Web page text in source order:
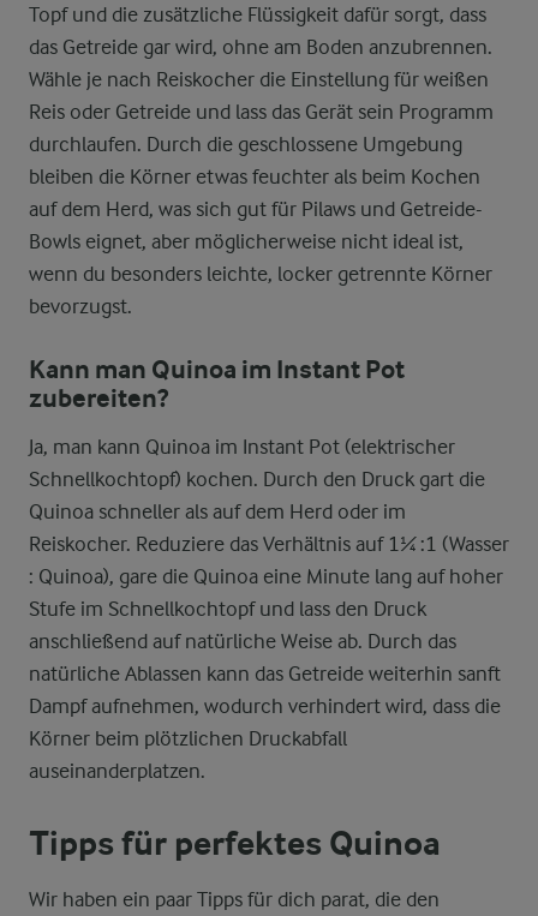
Topf und die zusätzliche Flüssigkeit dafür sorgt, dass
das Getreide gar wird, ohne am Boden anzubrennen.
Wähle je nach Reiskocher die Einstellung für weißen
Reis oder Getreide und lass das Gerät sein Programm
durchlaufen. Durch die geschlossene Umgebung
bleiben die Körner etwas feuchter als beim Kochen
auf dem Herd, was sich gut für Pilaws und Getreide-
Bowls eignet, aber möglicherweise nicht ideal ist,
wenn du besonders leichte, locker getrennte Körner
bevorzugst.
Kann man Quinoa im Instant Pot
zubereiten?
Ja, man kann Quinoa im Instant Pot (elektrischer
Schnellkochtopf) kochen. Durch den Druck gart die
Quinoa schneller als auf dem Herd oder im
Reiskocher. Reduziere das Verhältnis auf 1¼ :1 (Wasser
: Quinoa), gare die Quinoa eine Minute lang auf hoher
Stufe im Schnellkochtopf und lass den Druck
anschließend auf natürliche Weise ab. Durch das
natürliche Ablassen kann das Getreide weiterhin sanft
Dampf aufnehmen, wodurch verhindert wird, dass die
Körner beim plötzlichen Druckabfall
auseinanderplatzen.
Tipps für perfektes Quinoa
Wir haben ein paar Tipps für dich parat, die den